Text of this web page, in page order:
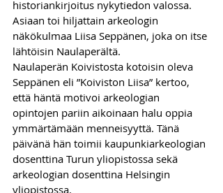
historiankirjoitus nykytiedon valossa.
Asiaan toi hiljattain arkeologin
näkökulmaa Liisa Seppänen, joka on itse
lähtöisin Naulaperältä.
Naulaperän Koivistosta kotoisin oleva
Seppänen eli ”Koiviston Liisa” kertoo,
että häntä motivoi arkeologian
opintojen pariin aikoinaan halu oppia
ymmärtämään menneisyyttä. Tänä
päivänä hän toimii kaupunkiarkeologian
dosenttina Turun yliopistossa sekä
arkeologian dosenttina Helsingin
yliopistossa.